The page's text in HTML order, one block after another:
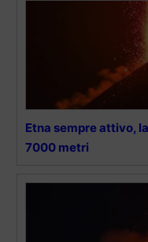
Etna sempre attivo,
7000 metri